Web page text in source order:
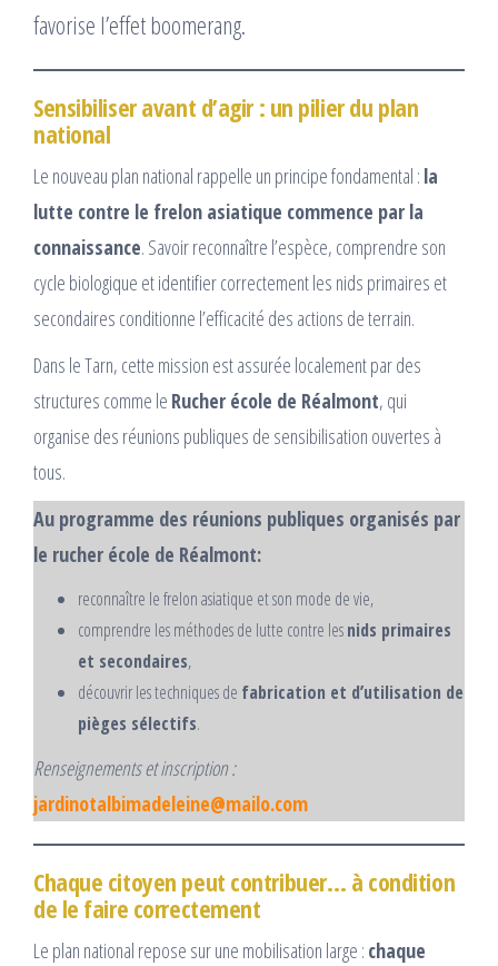
favorise l’effet boomerang.
Sensibiliser avant d’agir : un pilier du plan
national
Le nouveau plan national rappelle un principe fondamental : la
lutte contre le frelon asiatique commence par la
connaissance. Savoir reconnaître l’espèce, comprendre son
cycle biologique et identifier correctement les nids primaires et
secondaires conditionne l’efficacité des actions de terrain.
Dans le Tarn, cette mission est assurée localement par des
structures comme le Rucher école de Réalmont, qui
organise des réunions publiques de sensibilisation ouvertes à
tous.
Au programme des réunions publiques organisés par
le rucher école de Réalmont:
reconnaître le frelon asiatique et son mode de vie,
comprendre les méthodes de lutte contre lesnids primaires
et secondaires,
découvrir les techniques de fabrication et d’utilisation de
pièges sélectifs.
Renseignements et inscription :
jardinotalbimadeleine@mailo.com
Chaque citoyen peut contribuer… à condition
de le faire correctement
Le plan national repose sur une mobilisation large : chaque